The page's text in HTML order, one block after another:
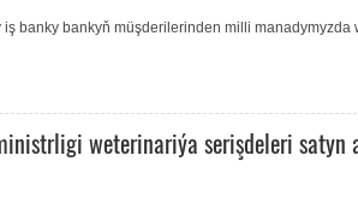
banky bankyň müşderilerinden milli
weterinariýa serişdeleri